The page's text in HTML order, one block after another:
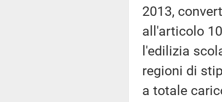
2013,
all'articolo
l'edilizia
regioni di
a totale